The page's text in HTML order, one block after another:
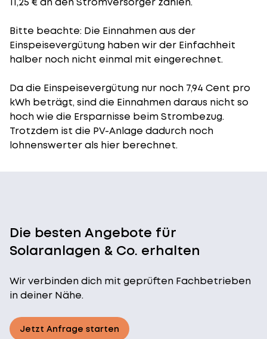
Bitte beachte: Die Einnahmen aus der
Einspeisevergütung haben wir der Einfachheit
halber noch nicht einmal mit eingerechnet.
Da die Einspeisevergütung nur noch 7,94 Cent pro
kWh beträgt, sind die Einnahmen daraus nicht so
hoch wie die Ersparnisse beim Strombezug.
Trotzdem ist die PV-Anlage dadurch noch
lohnenswerter als hier berechnet.
Die besten Angebote für
Solaranlagen & Co. erhalten
Wir verbinden dich mit geprüften Fachbetrieben
in deiner Nähe.
Jetzt Anfrage starten